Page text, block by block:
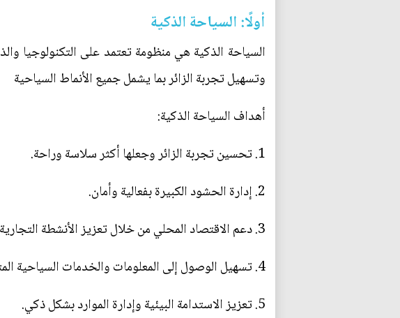
أولًا: السياحة الذكية
السياحة الذكية هي منظومة تعتمد على التكنولوجيا
وتسهيل تجربة الزائر بما يشمل جميع الأنماط السياحية
أهداف السياحة الذكية:
1. تحسين تجربة الزائر وجعلها أكثر سلاسة وراحة.
2. إدارة الحشود الكبيرة بفعالية وأمان.
3. دعم الاقتصاد المحلي من خلال تعزيز الأنشطة التجارية والخدمية.
4. تسهيل الوصول إلى المعلومات والخدمات السياحية المتنوعة.
5. تعزيز الاستدامة البيئية وإدارة الموارد بشكل ذكي.